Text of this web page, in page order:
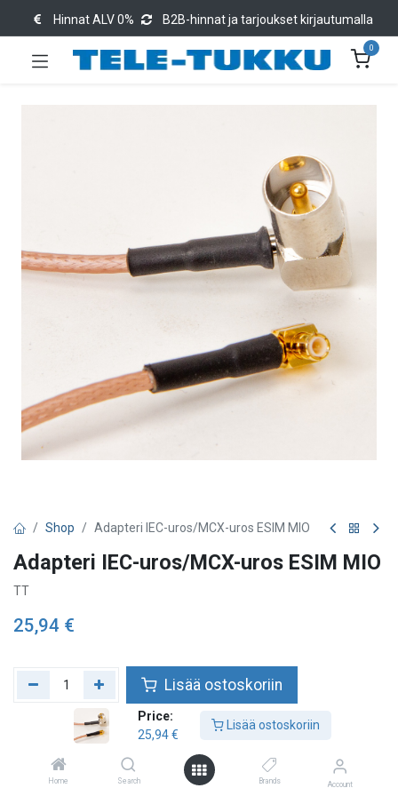
Price:
25,94€
Lisää ostoskoriin
Home Search Brands Account
Hinnat ALV 0% B2B-hinnat ja tarjoukset kirjautumalla
0
Shop Adapteri IEC-uros/MCX-uros ESIM MIO
Adapteri IEC-uros/MCX-uros ESIM MIO
TT
25,94 €
Lisää ostoskoriin
Lisää toivelistalle